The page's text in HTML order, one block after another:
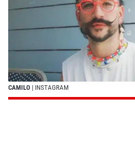
CAMILO | INSTAGRAM